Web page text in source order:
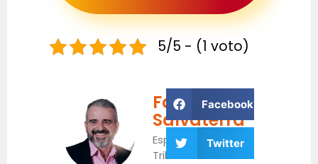
5/5 - (1 voto)
Fabrício
Salvaterra
Especialista
Tributário
Facebook
Twitter